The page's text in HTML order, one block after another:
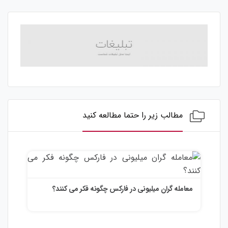
مطالب زیر را حتما مطالعه کنید
معامله گران میلیونی در فارکس چگونه فکر می کنند؟